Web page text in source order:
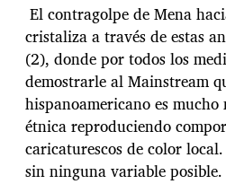
El contragolpe de Mena
cristaliza a través de estas
(2), donde por todos los
demostrarle al Mainstream
hispanoamericano es mucho
étnica reproduciendo
caricaturescos de color
sin ninguna variable posible.